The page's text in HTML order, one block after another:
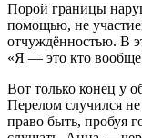
Порой границы
помощью, не
отчуждённостью. В
«Я — это кто
Вот только конец у
Перелом случился
право быть, пробуя